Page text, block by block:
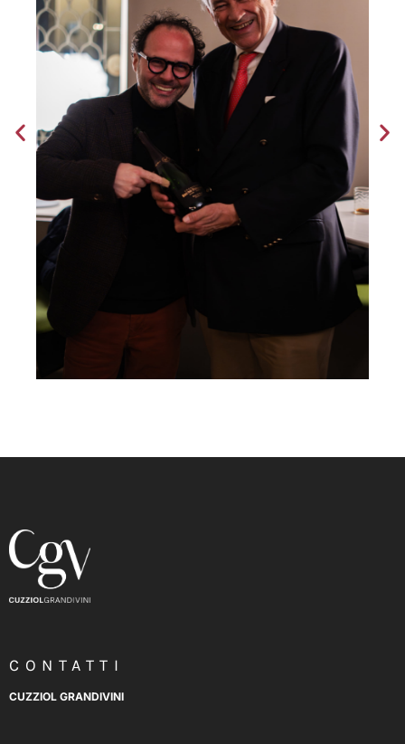
CONTATTI
CUZZIOL GRANDIVINI